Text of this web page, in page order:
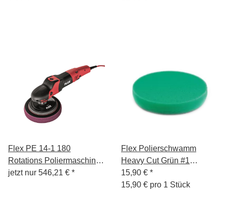
Flex PE 14-1 180
Rotations Poliermaschine
1400W
jetzt nur 546,21 € *
Flex Polierschwamm
Heavy Cut Grün #1
140mm
15,90 € *
15,90 € pro 1 Stück